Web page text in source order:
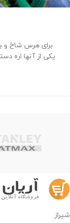
برای هرس شاخ و
یکی از آنها اره
شیراز